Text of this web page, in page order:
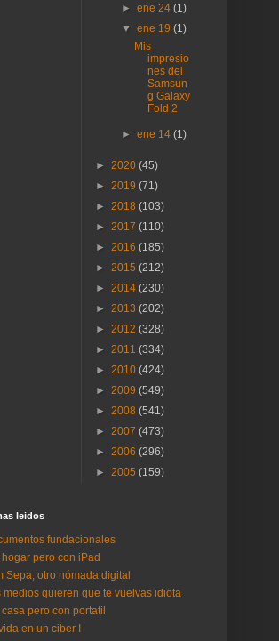
► ene 24 (1)
▼ ene 19 (1)
Mis
impresio
nes del
Samsun
g Galaxy
Fold 2
► ene 14 (1)
► 2020 (45)
► 2019 (71)
► 2018 (103)
► 2017 (110)
► 2016 (185)
► 2015 (212)
► 2014 (230)
► 2013 (202)
► 2012 (328)
► 2011 (334)
► 2010 (424)
► 2009 (549)
► 2008 (541)
► 2007 (473)
► 2006 (296)
► 2005 (159)
lei­dos
fundacionales
pero con iPad
Sepa, otro nómada digital
medios quieren que te vuelvas idiota
pero con portatil
en un ciber I